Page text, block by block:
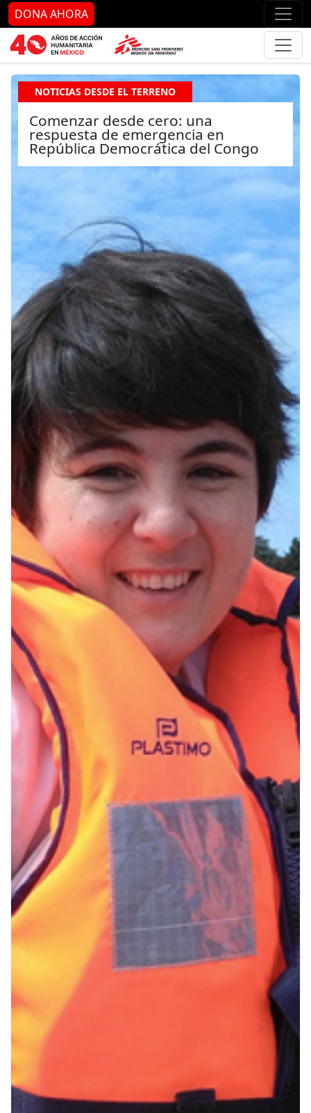
Ir al contenido principal Ir
DONA AHORA
NOTICIAS DESDE EL TERRENO
Comenzar desde cero: una
respuesta de emergencia en
República Democrática del Congo